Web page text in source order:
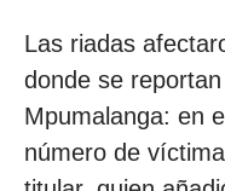
Las riadas
donde se
Mpumalanga: en
número de